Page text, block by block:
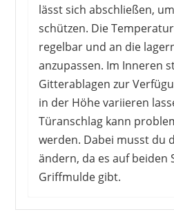
lässt sich abschließen,
schützen. Die
regelbar und an die
anzupassen. Im Inneren
Gitterablagen zur
in der Höhe variieren
Türanschlag kann
werden. Dabei musst du
ändern, da es auf beiden
Griffmulde gibt.
Die Kunden geben